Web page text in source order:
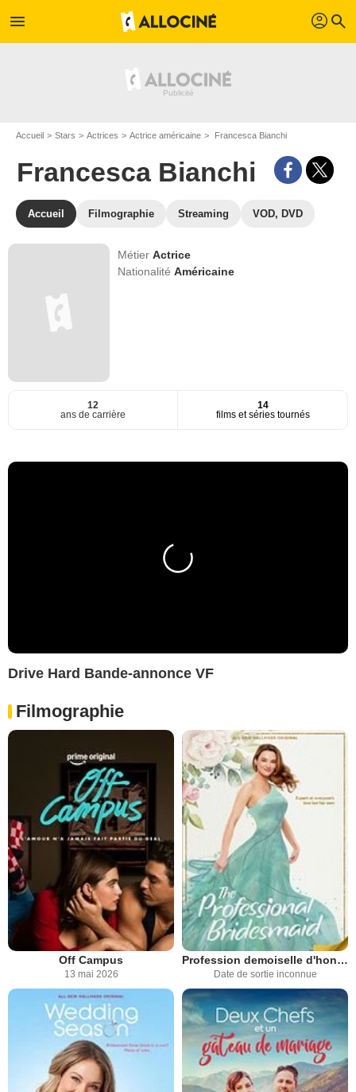
menu profil search
Accueil Stars Actrices Actrice américaine Francesca Bianchi
Francesca Bianchi
Accueil Filmographie Streaming VOD, DVD
MétierActrice
NationalitéAméricaine
12
ans de carrière
14
films et séries tournés
Drive Hard Bande-annonce VF
Filmographie
Off Campus
13 mai 2026
Profession demoiselle d'honneur
Date de sortie inconnue